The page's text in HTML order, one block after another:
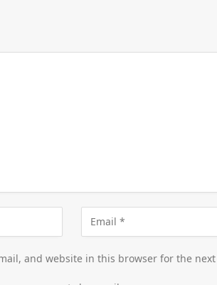
and website in this browser for the